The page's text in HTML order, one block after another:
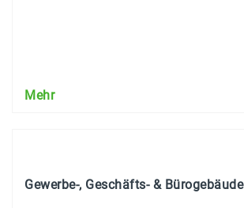
Mehr
Gewerbe-, Geschäfts- & Bürogebäude